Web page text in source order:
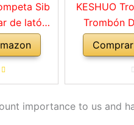
Sib
de latón
guantes,
niños
KESHUO
Trombón
Pistón De
importance to us and